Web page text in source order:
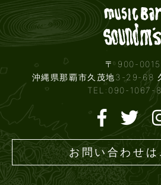
〒 900-0015
沖縄県那覇市久茂地3-29-68
TEL:090-1067-
お問い合わせは